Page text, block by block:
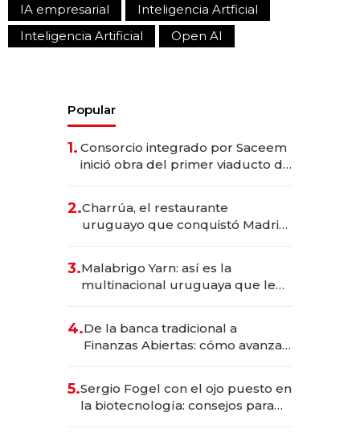
IA empresarial
Inteligencia Artficial
Inteligencia Artificial
Open AI
Popular
1. Consorcio integrado por Saceem
inició obra del primer viaducto de
millones
2.Charrúa, el restaurante
uruguayo que conquistó Madrid:
anticipación y prepara apertura
3.Malabrigo Yarn: así es la
multinacional uruguaya que le
4.De la banca tradicional a
Finanzas Abiertas: cómo avanza
5.Sergio Fogel con el ojo puesto en
la biotecnología: consejos para